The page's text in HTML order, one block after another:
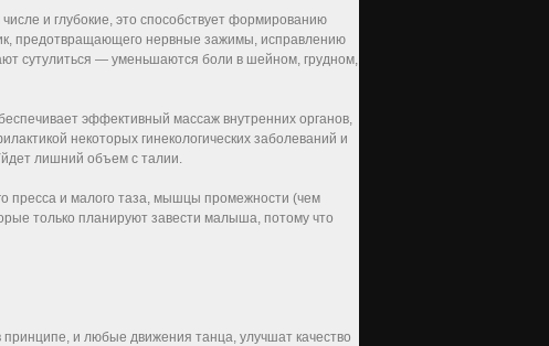
и глубокие, это способствует формированию
предотвращающего нервные зажимы, исправлению
сутулиться — уменьшаются боли в шейном, грудном,
эффективный массаж внутренних органов,
некоторых гинекологических заболеваний и
лишний объем с талии.
пресса и малого таза, мышцы промежности (чем
только планируют завести малыша, потому что
и любые движения танца, улучшат качество